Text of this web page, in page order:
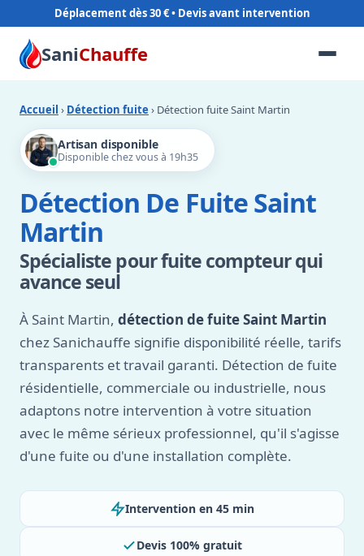
Déplacement dès 30 €
SaniChauffe
Accueil › Détection fuite › Détection fuite Saint Martin
Artisan disponible
Disponible chez vous à 19h35
Détection De Fuite Saint
Martin
Spécialiste pour fuite compteur qui
avance seul
À Saint Martin, détection de fuite Saint Martin
chez Sanichauffe signifie disponibilité réelle, tarifs
transparents et travail garanti. Détection de fuite
résidentielle, commerciale ou industrielle, nous
adaptons notre intervention à votre situation
avec le même sérieux professionnel, qu'il s'agisse
d'une fuite ou d'une installation complète.
Intervention en 45 min
Devis 100% gratuit